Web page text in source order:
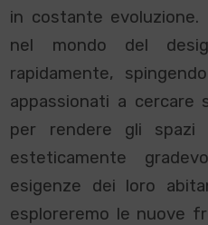
in costante
nel mondo del
rapidamente,
appassionati a cercare
per rendere gli spazi
esteticamente
esigenze dei loro
esploreremo le nuove